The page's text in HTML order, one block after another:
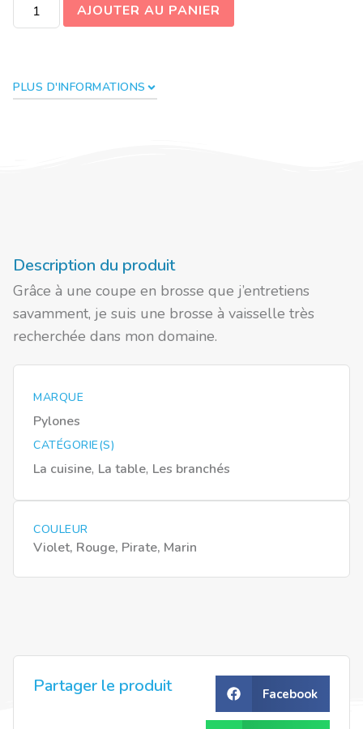
AJOUTER AU PANIER
PLUS D'INFORMATIONS
Description du produit
Grâce à une coupe en brosse que j’entretiens
savamment, je suis une brosse à vaisselle très
recherchée dans mon domaine.
MARQUE
Pylones
CATÉGORIE(S)
La cuisine, La table, Les branchés
COULEUR
Violet, Rouge, Pirate, Marin
Partager le produit Facebook